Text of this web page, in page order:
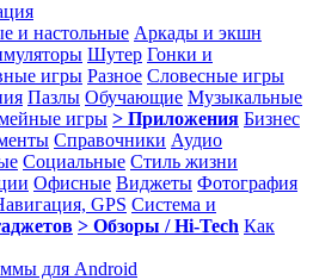
и настольные Аркады и экшн
Шутер Гонки и
игры Разное Словесные игры
Пазлы Обучающие Музыкальные
игры > Приложения Бизнес
Справочники Аудио
Социальные Стиль жизни
Офисные Виджеты Фотография
GPS Система и
> Обзоры / Hi-Tech Как
для Android